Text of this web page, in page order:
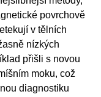
povrchově
v tělních
nízkých
přišli s novou
moku, což
diagnostiku